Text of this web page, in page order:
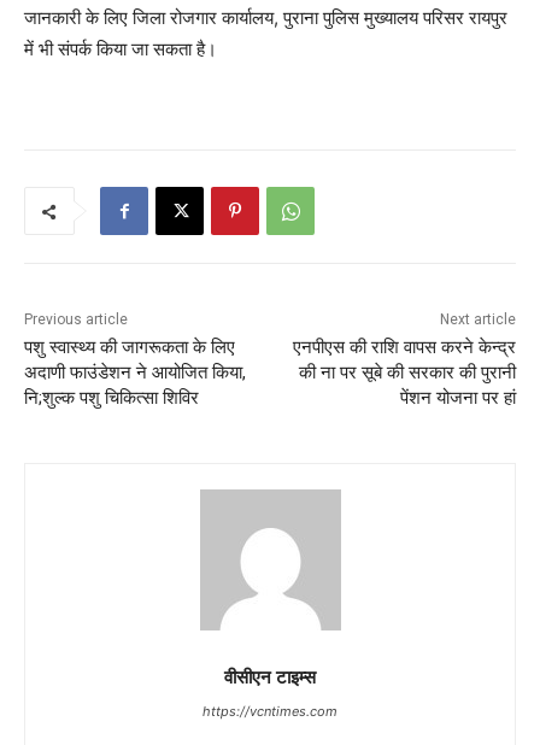
जानकारी के लिए जिला रोजगार कार्यालय, पुराना पुलिस मुख्यालय परिसर रायपुर
में भी संपर्क किया जा सकता है।
Previous article
पशु स्वास्थ्य की जागरूकता के लिए
अदाणी फाउंडेशन ने आयोजित किया,
नि;शुल्क पशु चिकित्सा शिविर
Next article
एनपीएस की राशि वापस करने केन्द्र
की ना पर सूबे की सरकार की पुरानी
पेंशन योजना पर हां
वीसीएन टाइम्स
https://vcntimes.com